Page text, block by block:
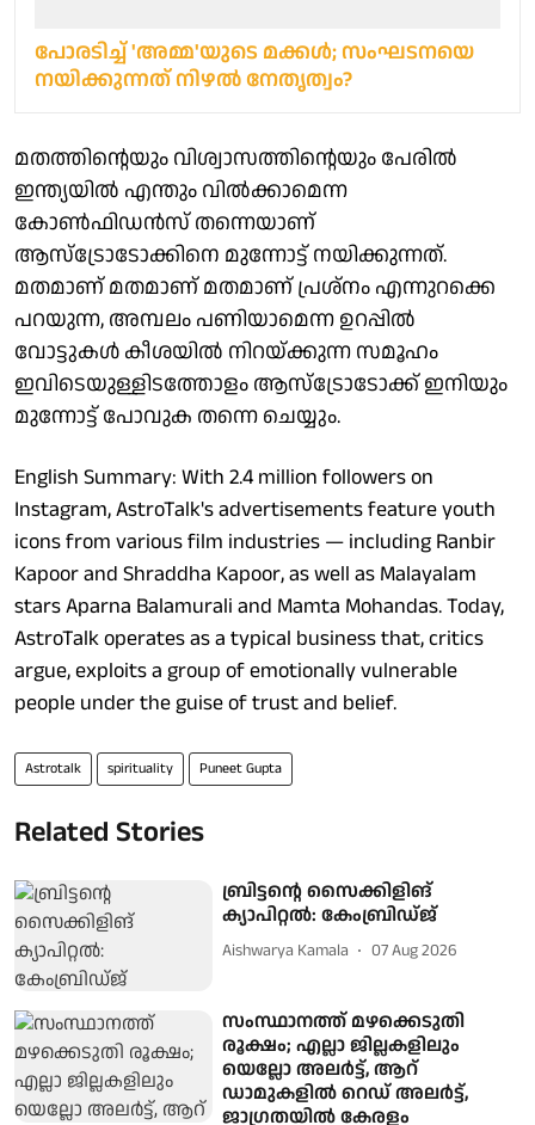
പോരടിച്ച് 'അമ്മ'യുടെ മക്കള്‍; സംഘടനയെ
നയിക്കുന്നത് നിഴല്‍ നേതൃത്വം?
മതത്തിന്റെയും വിശ്വാസത്തിന്റെയും പേരിൽ
ഇന്ത്യയിൽ എന്തും വിൽക്കാമെന്ന
കോൺഫിഡൻസ് തന്നെയാണ്
ആസ്ട്രോടോക്കിനെ മുന്നോട്ട് നയിക്കുന്നത്.
മതമാണ് മതമാണ് മതമാണ് പ്രശ്നം എന്നുറക്കെ
പറയുന്ന, അമ്പലം പണിയാമെന്ന ഉറപ്പിൽ
വോട്ടുകൾ കീശയിൽ നിറയ്ക്കുന്ന സമൂഹം
ഇവിടെയുള്ളിടത്തോളം ആസ്ട്രോടോക്ക് ഇനിയും
മുന്നോട്ട് പോവുക തന്നെ ചെയ്യും.
English Summary: With 2.4 million followers on
Instagram, AstroTalk's advertisements feature youth
icons from various film industries — including Ranbir
Kapoor and Shraddha Kapoor, as well as Malayalam
stars Aparna Balamurali and Mamta Mohandas. Today,
AstroTalk operates as a typical business that, critics
argue, exploits a group of emotionally vulnerable
people under the guise of trust and belief.
Astrotalk spirituality Puneet Gupta
Related Stories
ബ്രിട്ടന്റെ സൈക്കിളിങ്
ക്യാപിറ്റൽ: കേംബ്രിഡ്ജ്
Aishwarya Kamala 07 Aug 2026
സംസ്ഥാനത്ത് മഴക്കെടുതി
രൂക്ഷം; എല്ലാ ജില്ലകളിലും
യെല്ലോ അലര്‍ട്ട്, ആറ്
ഡാമുകളില്‍ റെഡ് അലര്‍ട്ട്,
ജാഗ്രതയില്‍ കേരളം